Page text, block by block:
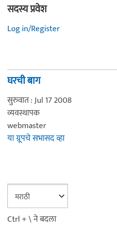
सदस्य प्रवेश
Log in/Register
घरची बाग
सुरुवात : Jul 17 2008
व्यवस्थापक
webmaster
या ग्रूपचे सभासद व्हा
Ctrl + \ ने बदला